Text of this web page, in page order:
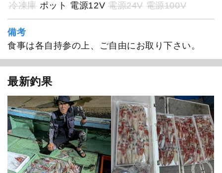
冷凍庫 ポット 電源12V 電源24V 電源100V
備考
食事は各自持参の上、ご自由にお取り下さい。
最新釣果
幸丸